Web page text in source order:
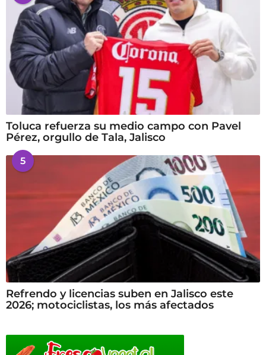
Toluca refuerza su medio campo con Pavel
Pérez, orgullo de Tala, Jalisco
5
Refrendo y licencias suben en Jalisco este
2026; motociclistas, los más afectados